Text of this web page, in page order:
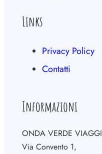
Links
Privacy Policy
Contatti
Informazioni
ONDA VERDE VIAGGI
Via Convento 1,